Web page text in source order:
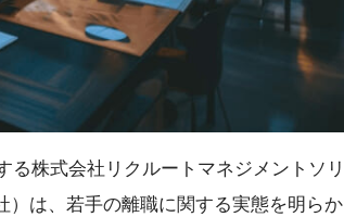
株式会社リクルートマネジメントソリ
は、若手の離職に関する実態を明らか